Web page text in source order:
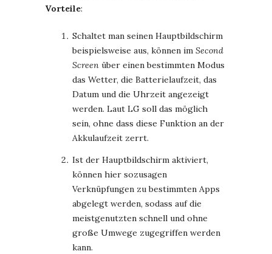
Vorteile:
Schaltet man seinen Hauptbildschirm
beispielsweise aus, können im Second
Screen über einen bestimmten Modus
das Wetter, die Batterielaufzeit, das
Datum und die Uhrzeit angezeigt
werden. Laut LG soll das möglich
sein, ohne dass diese Funktion an der
Akkulaufzeit zerrt.
Ist der Hauptbildschirm aktiviert,
können hier sozusagen
Verknüpfungen zu bestimmten Apps
abgelegt werden, sodass auf die
meistgenutzten schnell und ohne
große Umwege zugegriffen werden
kann.